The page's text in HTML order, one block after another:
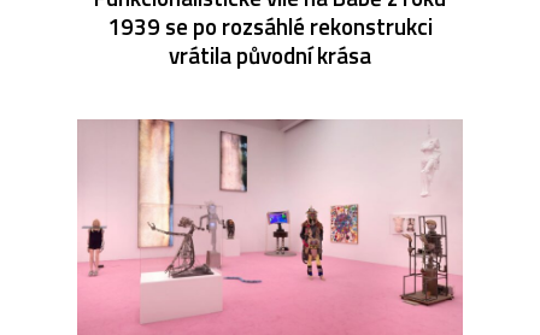
1939 se po rozsáhlé rekonstrukci
vrátila původní krása